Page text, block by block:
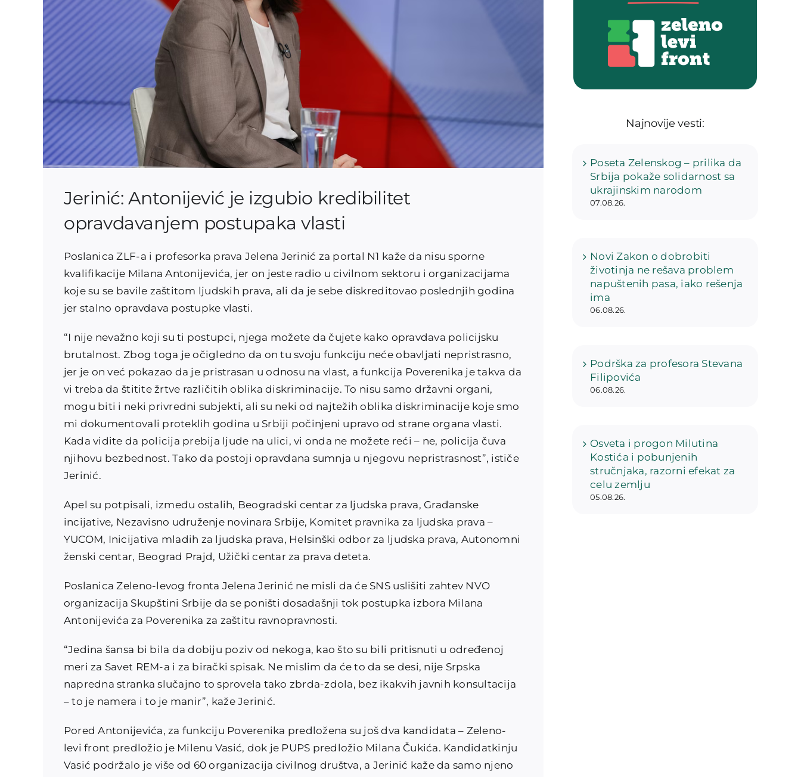
Jerinić: Antonijević je izgubio kredibilitet
opravdavanjem postupaka vlasti
Poslanica ZLF-a i profesorka prava Jelena Jerinić za portal N1 kaže da nisu sporne
kvalifikacije Milana Antonijevića, jer on jeste radio u civilnom sektoru i organizacijama
koje su se bavile zaštitom ljudskih prava, ali da je sebe diskreditovao poslednjih godina
jer stalno opravdava postupke vlasti.
“I nije nevažno koji su ti postupci, njega možete da čujete kako opravdava policijsku
brutalnost. Zbog toga je očigledno da on tu svoju funkciju neće obavljati nepristrasno,
jer je on već pokazao da je pristrasan u odnosu na vlast, a funkcija Poverenika je takva da
vi treba da štitite žrtve različitih oblika diskriminacije. To nisu samo državni organi,
mogu biti i neki privredni subjekti, ali su neki od najtežih oblika diskriminacije koje smo
mi dokumentovali proteklih godina u Srbiji počinjeni upravo od strane organa vlasti.
Kada vidite da policija prebija ljude na ulici, vi onda ne možete reći – ne, policija čuva
njihovu bezbednost. Tako da postoji opravdana sumnja u njegovu nepristrasnost”, ističe
Jerinić.
Apel su potpisali, između ostalih, Beogradski centar za ljudska prava, Građanske
incijative, Nezavisno udruženje novinara Srbije, Komitet pravnika za ljudska prava –
YUCOM, Inicijativa mladih za ljudska prava, Helsinški odbor za ljudska prava, Autonomni
ženski centar, Beograd Prajd, Užički centar za prava deteta.
Poslanica Zeleno-levog fronta Jelena Jerinić ne misli da će SNS uslišiti zahtev NVO
organizacija Skupštini Srbije da se poništi dosadašnji tok postupka izbora Milana
Antonijevića za Poverenika za zaštitu ravnopravnosti.
“Jedina šansa bi bila da dobiju poziv od nekoga, kao što su bili pritisnuti u određenoj
meri za Savet REM-a i za birački spisak. Ne mislim da će to da se desi, nije Srpska
napredna stranka slučajno to sprovela tako zbrda-zdola, bez ikakvih javnih konsultacija
– to je namera i to je manir”, kaže Jerinić.
Pored Antonijevića, za funkciju Poverenika predložena su još dva kandidata – Zeleno-
levi front predložio je Milenu Vasić, dok je PUPS predložio Milana Čukića. Kandidatkinju
Vasić podržalo je više od 60 organizacija civilnog društva, a Jerinić kaže da samo njeno
Najnovije vesti:
Poseta Zelenskog – prilika da
Srbija pokaže solidarnost sa
ukrajinskim narodom
07.08.26.
Novi Zakon o dobrobiti
životinja ne rešava problem
napuštenih pasa, iako rešenja
ima
06.08.26.
Podrška za profesora Stevana
Filipovića
06.08.26.
Osveta i progon Milutina
Kostića i pobunjenih
stručnjaka, razorni efekat za
celu zemlju
05.08.26.